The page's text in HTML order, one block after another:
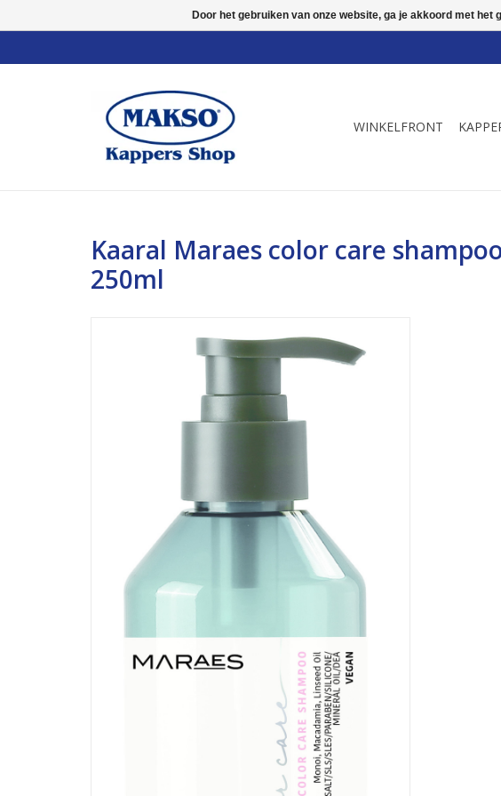
WINKELFRONT
Kaaral Maraes color care
250ml
Door het gebruiken van onze website, ga je akkoord met